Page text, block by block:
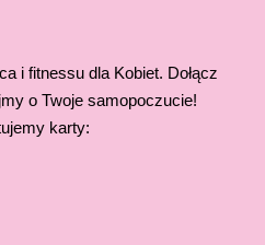
i fitnessu dla Kobiet. Dołącz
o Twoje samopoczucie!
karty: